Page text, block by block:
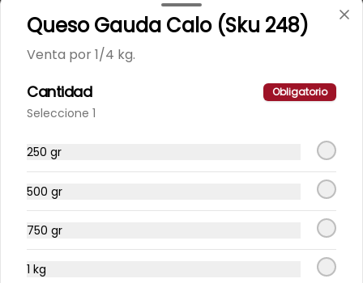
Mortadela Jamonada Pavo
Venta por 1/4 kg.
Mortadela Jamonada
Receta Del Abuelo (Sku
Venta por 1/4 kg.
Queso Gauda Calo (Sku 248)
Venta por 1/4 kg.
Cantidad Obligatorio
Seleccione 1
250 gr
500 gr
750 gr
1 kg